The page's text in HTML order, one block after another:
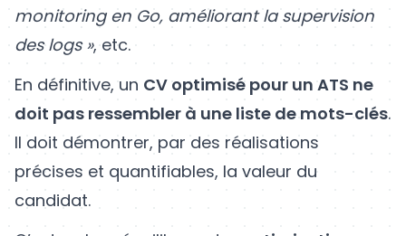
monitoring en Go, améliorant la supervision
des logs », etc.
En définitive, un CV optimisé pour un ATS ne
doit pas ressembler à une liste de mots-clés.
Il doit démontrer, par des réalisations
précises et quantifiables, la valeur du
candidat.